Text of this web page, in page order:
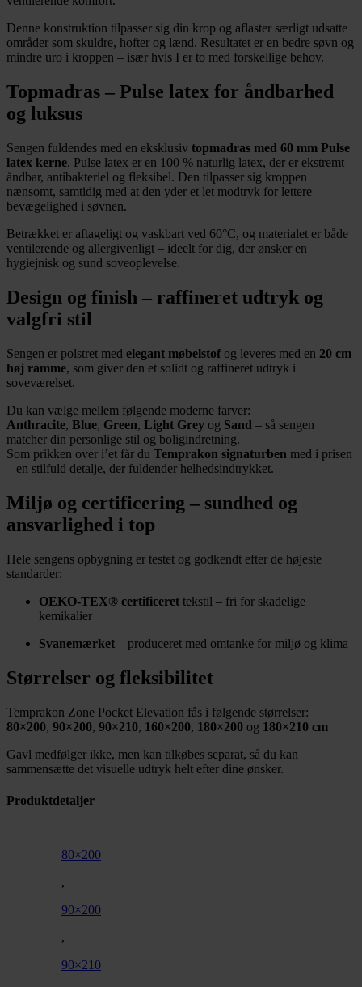
Denne konstruktion tilpasser sig din krop og aflaster særligt udsatte
områder som skuldre, hofter og lænd. Resultatet er en bedre søvn og
mindre uro i kroppen – især hvis I er to med forskellige behov.
Topmadras – Pulse latex for åndbarhed
og luksus
Sengen fuldendes med en eksklusiv topmadras med 60 mm Pulse
latex kerne. Pulse latex er en 100 % naturlig latex, der er ekstremt
åndbar, antibakteriel og fleksibel. Den tilpasser sig kroppen
nænsomt, samtidig med at den yder et let modtryk for lettere
bevægelighed i søvnen.
Betrækket er aftageligt og vaskbart ved 60°C, og materialet er både
ventilerende og allergivenligt – ideelt for dig, der ønsker en
hygiejnisk og sund soveoplevelse.
Design og finish – raffineret udtryk og
valgfri stil
Sengen er polstret med elegant møbelstofog leveres med en 20 cm
høj ramme, som giver den et solidt og raffineret udtryk i
soveværelset.
Du kan vælge mellem følgende moderne farver:
Anthracite, Blue, Green, Light Grey og Sand – så sengen
matcher din personlige stil og boligindretning.
Som prikken over i’et får du Temprakon signaturben med i prisen
– en stilfuld detalje, der fuldender helhedsindtrykket.
Miljø og certificering – sundhed og
ansvarlighed i top
Hele sengens opbygning er testet og godkendt efter de højeste
standarder:
OEKO-TEX® certificeret tekstil – fri for skadelige
kemikalier
Svanemærket – produceret med omtanke for miljø og klima
Størrelser og fleksibilitet
Temprakon Zone Pocket Elevation fås i følgende størrelser:
80×200, 90×200, 90×210, 160×200, 180×200 og 180×210 cm
Gavl medfølger ikke, men kan tilkøbes separat, så du kan
sammensætte det visuelle udtryk helt efter dine ønsker.
Produktdetaljer
80×200
,
90×200
,
90×210